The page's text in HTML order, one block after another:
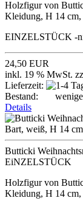
Holzfigur von
Kleidung, H 14
EINZELSTÜCK -
24,50 EUR
inkl. 19 % MwSt.
Lieferzeit:
Bestand:
Details
Butticki
EiNZELSTÜCK
Holzfigur von
Kleidung, H 14